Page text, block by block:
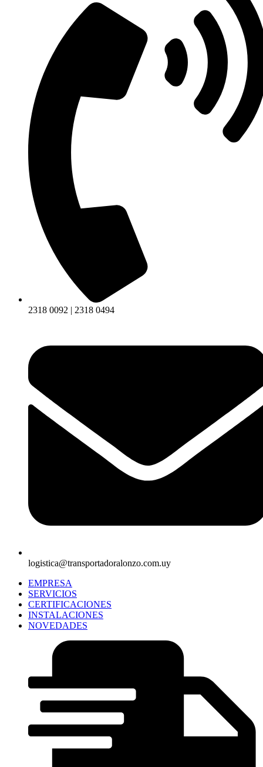
2318 0092 | 2318 0494
logistica@transportadoralonzo.com.uy
EMPRESA
SERVICIOS
CERTIFICACIONES
INSTALACIONES
NOVEDADES